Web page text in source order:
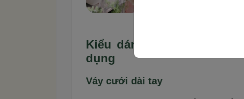
Kiểu dáng váy cưới mùa
dụng
Váy cưới dài tay